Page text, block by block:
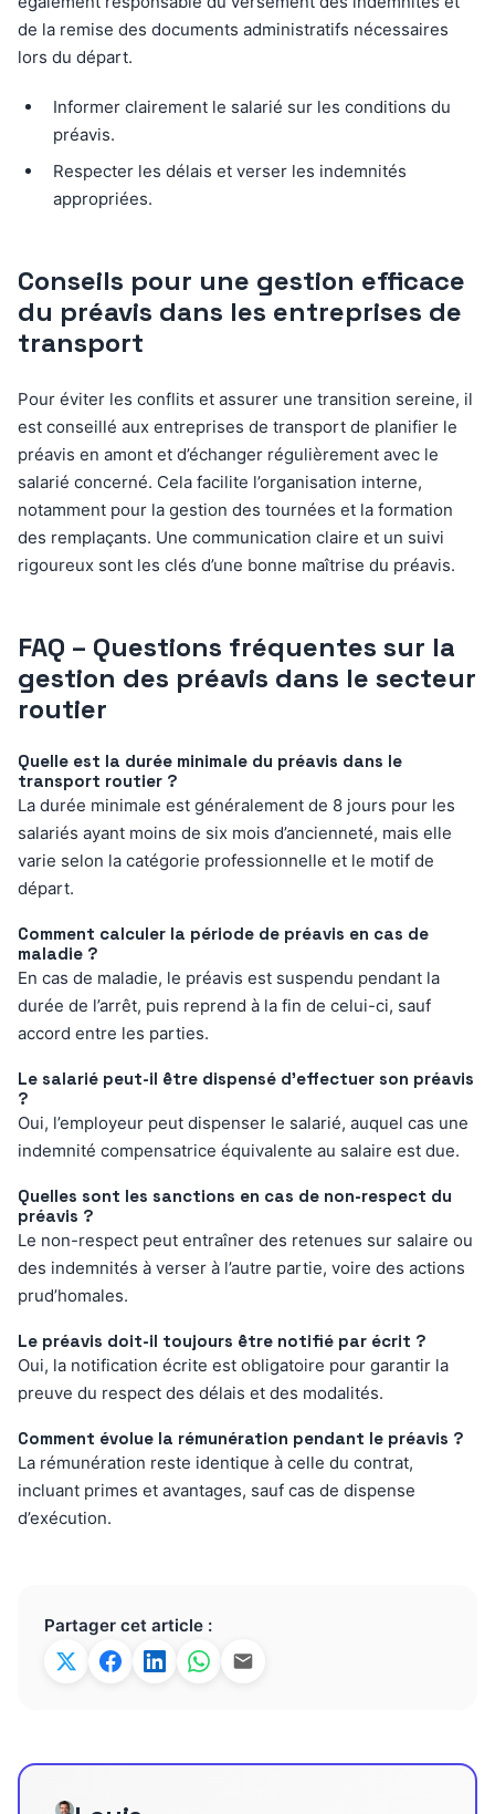
de la remise des documents administratifs nécessaires
lors du départ.
Informer clairement le salarié sur les conditions du
préavis.
Respecter les délais et verser les indemnités
appropriées.
Conseils pour une gestion efficace
du préavis dans les entreprises de
transport
Pour éviter les conflits et assurer une transition sereine, il
est conseillé aux entreprises de transport de planifier le
préavis en amont et d’échanger régulièrement avec le
salarié concerné. Cela facilite l’organisation interne,
notamment pour la gestion des tournées et la formation
des remplaçants. Une communication claire et un suivi
rigoureux sont les clés d’une bonne maîtrise du préavis.
FAQ – Questions fréquentes sur la
gestion des préavis dans le secteur
routier
Quelle est la durée minimale du préavis dans le
transport routier ?
La durée minimale est généralement de 8 jours pour les
salariés ayant moins de six mois d’ancienneté, mais elle
varie selon la catégorie professionnelle et le motif de
départ.
Comment calculer la période de préavis en cas de
maladie ?
En cas de maladie, le préavis est suspendu pendant la
durée de l’arrêt, puis reprend à la fin de celui-ci, sauf
accord entre les parties.
Le salarié peut-il être dispensé d’effectuer son préavis
?
Oui, l’employeur peut dispenser le salarié, auquel cas une
indemnité compensatrice équivalente au salaire est due.
Quelles sont les sanctions en cas de non-respect du
préavis ?
Le non-respect peut entraîner des retenues sur salaire ou
des indemnités à verser à l’autre partie, voire des actions
prud’homales.
Le préavis doit-il toujours être notifié par écrit ?
Oui, la notification écrite est obligatoire pour garantir la
preuve du respect des délais et des modalités.
Comment évolue la rémunération pendant le préavis ?
La rémunération reste identique à celle du contrat,
incluant primes et avantages, sauf cas de dispense
d’exécution.
Partager cet article :